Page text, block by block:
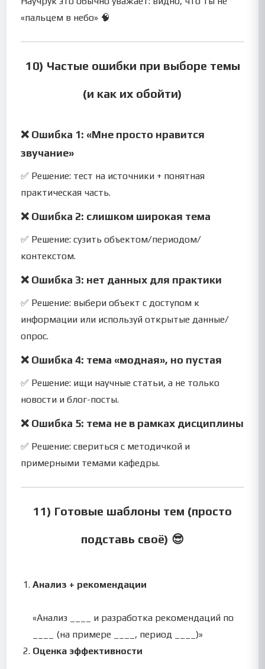
«пальцем в небо» 🧠
10) Частые ошибки при выборе темы
(и как их обойти)
❌ Ошибка 1: «Мне просто нравится
звучание»
✅ Решение: тест на источники + понятная
практическая часть.
❌ Ошибка 2: слишком широкая тема
✅ Решение: сузить объектом/периодом/
контекстом.
❌ Ошибка 3: нет данных для практики
✅ Решение: выбери объект с доступом к
информации или используй открытые данные/
опрос.
❌ Ошибка 4: тема «модная», но пустая
✅ Решение: ищи научные статьи, а не только
новости и блог-посты.
❌ Ошибка 5: тема не в рамках дисциплины
✅ Решение: свериться с методичкой и
примерными темами кафедры.
11) Готовые шаблоны тем (просто
подставь своё) 😎
Анализ + рекомендации
«Анализ ____ и разработка рекомендаций по
____ (на примере ____, период ____)»
Оценка эффективности